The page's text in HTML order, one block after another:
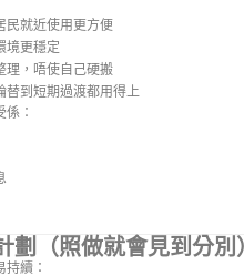
民就近使用更方便
境更穩定
理，唔使自己硬搬
替到短期過渡都用得上
：
劃（照做就會見到分別
續：